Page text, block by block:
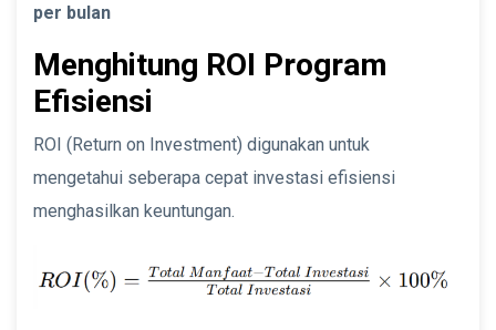
per bulan
Menghitung ROI Program
Efisiensi
ROI (Return on Investment) digunakan untuk
mengetahui seberapa cepat investasi efisiensi
menghasilkan keuntungan.